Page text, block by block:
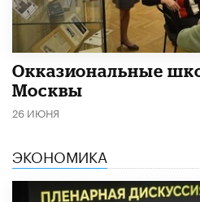
​Окказиональные
Москвы
26 ИЮНЯ
ЭКОНОМИКА